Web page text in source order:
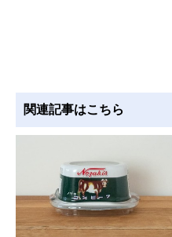
関連記事はこちら